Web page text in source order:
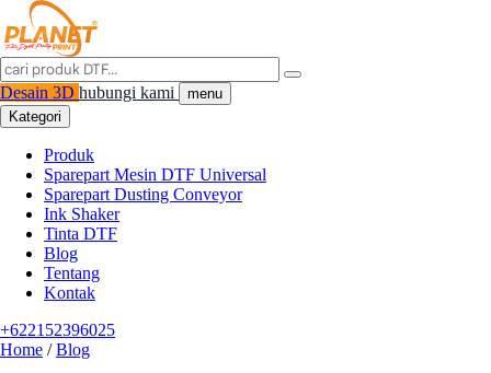
Desain 3D hubungi kami
menu
Kategori
Produk
Sparepart Mesin DTF Universal
Sparepart Dusting Conveyor
Ink Shaker
Tinta DTF
Blog
Tentang
Kontak
+622152396025
Home /Blog